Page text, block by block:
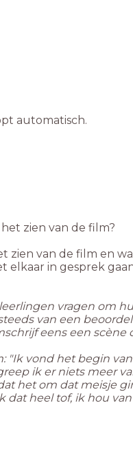
automatisch.
zien van de film?
zien van de film en
in gesprek
vragen om
van een
eens een
"Ik vond het begin
ik er niets meer
het om dat meisje
heel tof, ik hou